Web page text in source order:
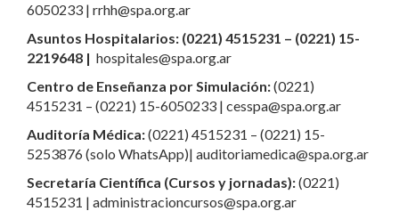
6050233 | rrhh@spa.org.ar
Asuntos Hospitalarios: (0221) 4515231 – (0221) 15-
2219648 | hospitales@spa.org.ar
Centro de Enseñanza por Simulación:(0221)
4515231 – (0221) 15-6050233 | cesspa@spa.org.ar
Auditoría Médica:(0221) 4515231 – (0221) 15-
5253876 (solo WhatsApp)| auditoriamedica@spa.org.ar
Secretaría Científica (Cursos y jornadas):(0221)
4515231 | administracioncursos@spa.org.ar